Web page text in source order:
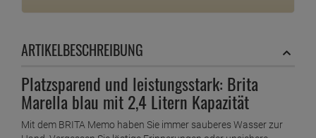
ARTIKELBESCHREIBUNG
Platzsparend und leistungsstark: Brita
Marella blau mit 2,4 Litern Kapazität
Mit dem BRITA Memo haben Sie immer sauberes Wasser zur